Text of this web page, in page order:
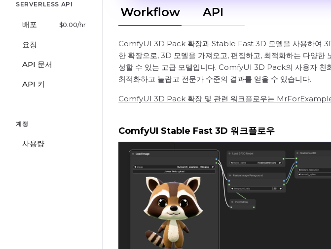
SERVERLESS API
배포 $0.00/hr
요청
API 문서
API 키
계정
사용량
Workflow API
ComfyUI 3D Pack 확장과 Stable Fast 3D 모델을 사용하여
한 확장으로, 3D 모델을 가져오고, 편집하고, 최적화하는 다양
성할 수 있는 고급 모델입니다. ComfyUI 3D Pack의 사용자
최적화하고 놀랍고 전문가 수준의 결과를 얻을 수 있습니다.
ComfyUI 3D Pack 확장 및 관련 워크플로우는
ComfyUI Stable Fast 3D 워크플로우